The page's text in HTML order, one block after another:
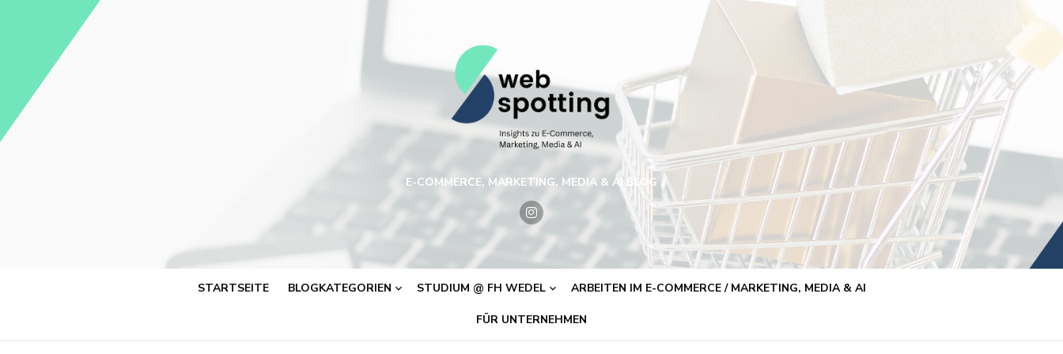
E-COMMERCE, MARKETING, MEDIA & AI BLOG
STARTSEITE BLOGKATEGORIEN STUDIUM @ FH WEDEL ARBEITEN IM E-COMMERCE / MARKETING, MEDIA & AI
FÜR UNTERNEHMEN